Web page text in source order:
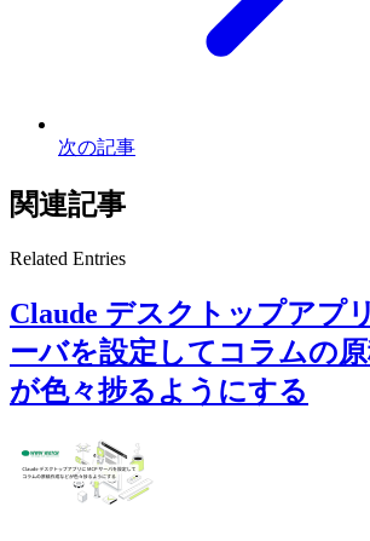
次の記事
関連記事
Related Entries
Claude デスクトップアプ
ーバを設定してコラムの
が色々捗るようにする